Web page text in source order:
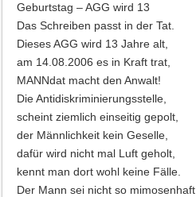
Geburtstag – AGG wird 13
Das Schreiben passt in der Tat.
Dieses AGG wird 13 Jahre alt,
am 14.08.2006 es in Kraft trat,
MANNdat macht den Anwalt!
Die Antidiskriminierungsstelle,
scheint ziemlich einseitig gepolt,
der Männlichkeit kein Geselle,
dafür wird nicht mal Luft geholt,
kennt man dort wohl keine Fälle.
Der Mann sei nicht so mimosenhaft